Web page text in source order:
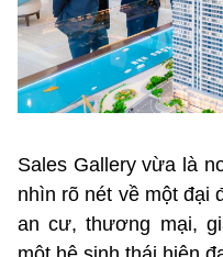
Sales Gallery vừa là
nhìn rõ nét về một đại
an cư, thương mại,